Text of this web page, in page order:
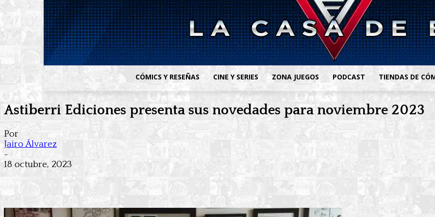
CÓMICS Y RESEÑAS CINE Y SERIES ZONA JUEGOS PODCAST TIENDAS DE
Astiberri Ediciones presenta sus novedades para noviembre 2023
Por
Jairo Álvarez
-
18 octubre, 2023